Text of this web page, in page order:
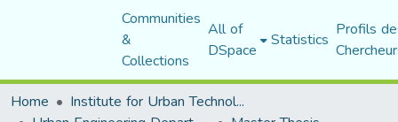
Communities
&
Collections
All of
DSpace Statistics Profils
Home
Institute for Urban Technology Management